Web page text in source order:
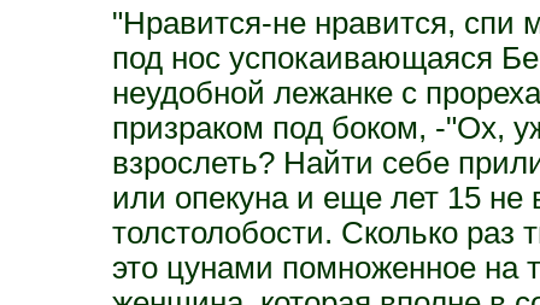
"Нравится-не нравится, спи
под нос успокаивающаяся
неудобной лежанке с
призраком под боком, -"Ох,
взрослеть? Найти себе
или опекуна и еще лет 15 не
толстолобости. Сколько раз
это цунами помноженное на